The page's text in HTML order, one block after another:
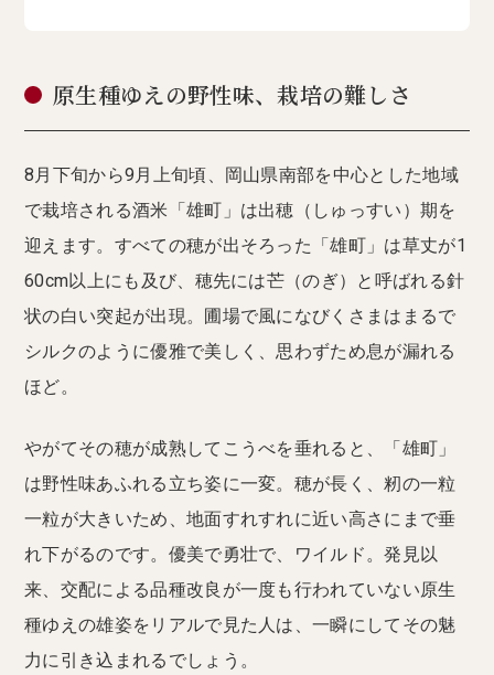
原生種ゆえの野性味、栽培の難しさ
8月下旬から9月上旬頃、岡山県南部を中心とした地域
で栽培される酒米「雄町」は出穂（しゅっすい）期を
迎えます。すべての穂が出そろった「雄町」は草丈が1
60cm以上にも及び、穂先には芒（のぎ）と呼ばれる針
状の白い突起が出現。圃場で風になびくさまはまるで
シルクのように優雅で美しく、思わずため息が漏れる
ほど。
やがてその穂が成熟してこうべを垂れると、「雄町」
は野性味あふれる立ち姿に一変。穂が長く、籾の一粒
一粒が大きいため、地面すれすれに近い高さにまで垂
れ下がるのです。優美で勇壮で、ワイルド。発見以
来、交配による品種改良が一度も行われていない原生
種ゆえの雄姿をリアルで見た人は、一瞬にしてその魅
力に引き込まれるでしょう。